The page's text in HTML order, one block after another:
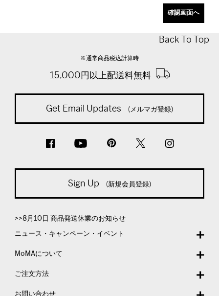
Back To Top
※通常商品税込計算時
15,000円以上配送料無料
Get Email Updates (メルマガ登録)
Sign Up (新規会員登録)
>>8月10日 商品発送休業のお知らせ
ニュース・キャンペーン・イベント
MoMAについて
ご注文方法
お問い合わせ